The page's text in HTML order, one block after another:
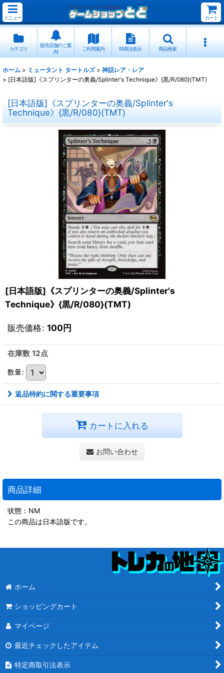
メニュー カート
カテゴリ
販売店舗のご案
内
ご利用案内 特商法表示 商品検索
ホーム > ミュータント タートルズ > 神話レア・レア
> [日本語版]《スプリンターの奥義/Splinter's Technique》{黒/R/080}(TMT)
[日本語版]《スプリンターの奥義/Splinter's
Technique》{黒/R/080}(TMT)
[日本語版]《スプリンターの奥義/Splinter's
Technique》{黒/R/080}(TMT)
販売価格: 100円
在庫数 12点
数量:
返品特約に関する重要事項
カートに入れる
お問い合わせ
商品詳細
状態：NM
この商品は日本語版です。
ホーム
ショッピングカート
マイページ
最近チェックしたアイテム
特定商取引法表示